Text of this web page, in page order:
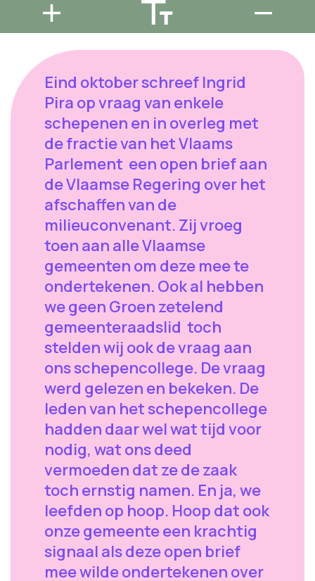
Eind oktober schreef Ingrid
Pira op vraag van enkele
schepenen en in overleg met
de fractie van het Vlaams
Parlement een open brief aan
de Vlaamse Regering over het
afschaffen van de
milieuconvenant. Zij vroeg
toen aan alle Vlaamse
gemeenten om deze mee te
ondertekenen. Ook al hebben
we geen Groen zetelend
gemeenteraadslid toch
stelden wij ook de vraag aan
ons schepencollege. De vraag
werd gelezen en bekeken. De
leden van het schepencollege
hadden daar wel wat tijd voor
nodig, wat ons deed
vermoeden dat ze de zaak
toch ernstig namen. En ja, we
leefden op hoop. Hoop dat ook
onze gemeente een krachtig
signaal als deze open brief
mee wilde ondertekenen over